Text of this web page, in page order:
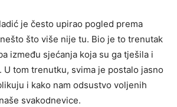
je često upirao pogled prema
što više nije tu. Bio je to trenutak
između sjećanja koja su ga tješila i
U tom trenutku, svima je postalo jasno
i kako nam odsustvo voljenih
svakodnevice.